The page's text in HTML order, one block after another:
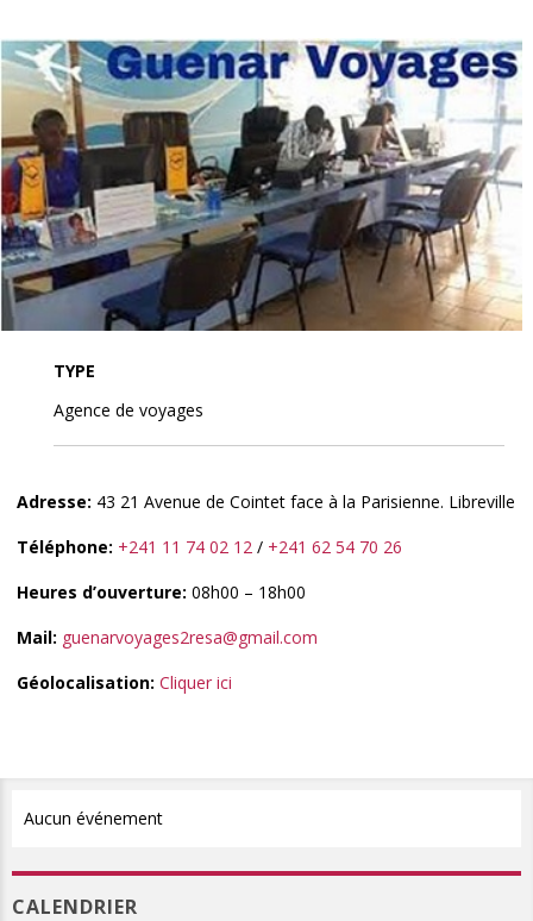
TYPE
Agence de voyages
Adresse: 43 21 Avenue de Cointet face à la Parisienne. Libreville
Téléphone: +241 11 74 02 12 / +241 62 54 70 26
Heures d’ouverture: 08h00 – 18h00
Mail: guenarvoyages2resa@gmail.com
Géolocalisation: Cliquer ici
Aucun événement
CALENDRIER